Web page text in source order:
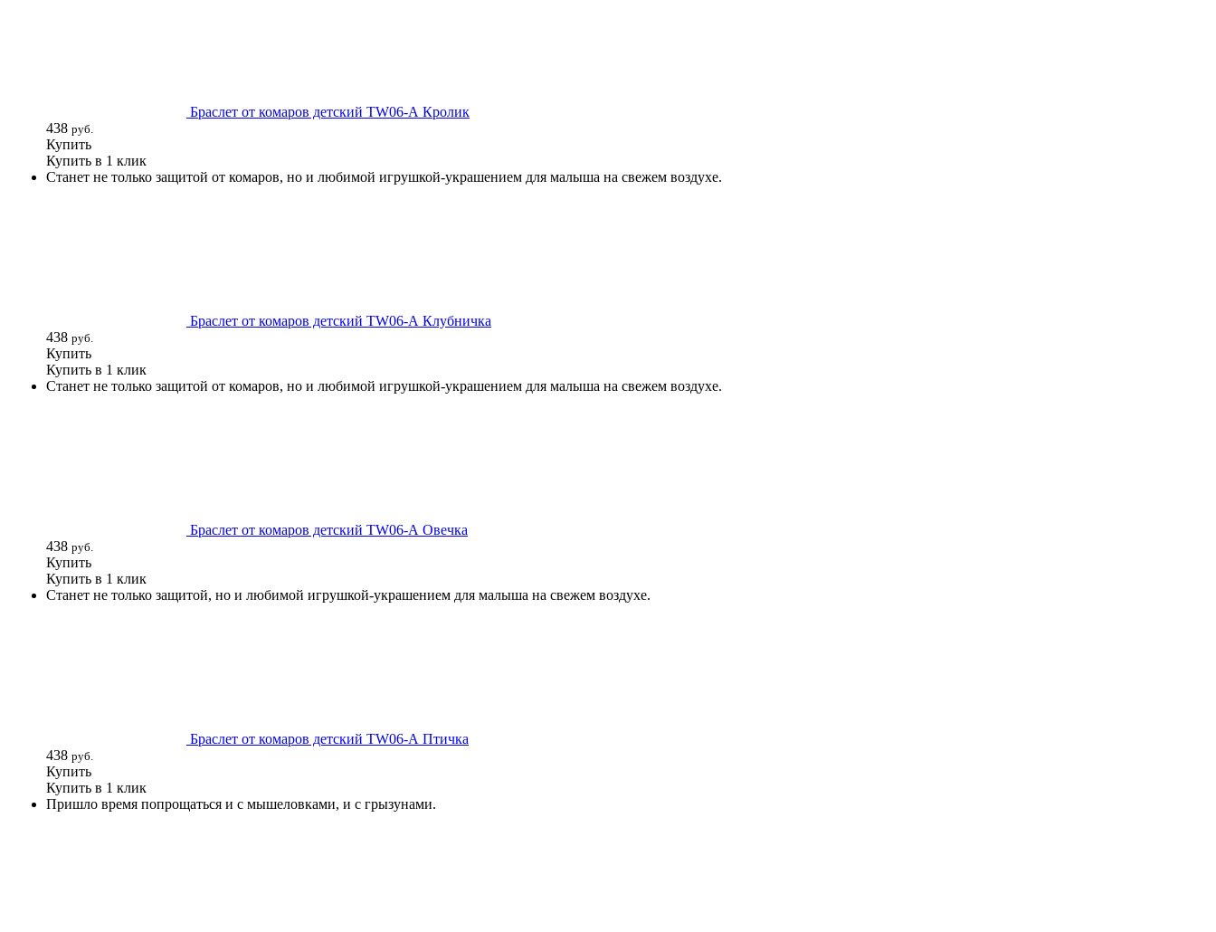
Браслет от комаров детский TW06-А Кролик
438 руб.
Купить
Купить в 1 клик
Станет не только защитой от комаров, но и любимой игрушкой-украшением для малыша на свежем воздухе.
Браслет от комаров детский TW06-А Клубничка
438 руб.
Купить
Купить в 1 клик
Станет не только защитой от комаров, но и любимой игрушкой-украшением для малыша на свежем воздухе.
Браслет от комаров детский TW06-А Овечка
438 руб.
Купить
Купить в 1 клик
Станет не только защитой, но и любимой игрушкой-украшением для малыша на свежем воздухе.
Браслет от комаров детский TW06-А Птичка
438 руб.
Купить
Купить в 1 клик
Пришло время попрощаться и с мышеловками, и с грызунами.